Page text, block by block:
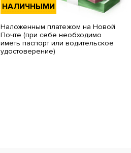
НАЛИЧНЫМИ
Наложенным платежом на Новой
Почте (при себе необходимо
иметь паспорт или водительское
удостоверение)